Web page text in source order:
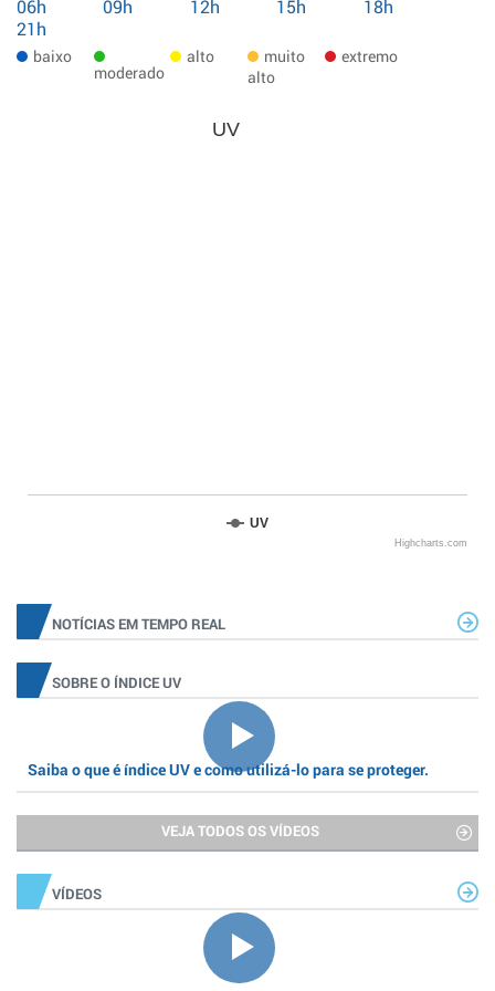
06h 09h 12h 15h
18h
21h
baixo
moderado
alto
muito
alto
extremo
UV
UV
Highcharts.com
NOTÍCIAS EM TEMPO REAL
SOBRE O ÍNDICE UV
Saiba o que é índice UV e como utilizá-lo para se proteger.
VEJA TODOS OS VÍDEOS
VÍDEOS